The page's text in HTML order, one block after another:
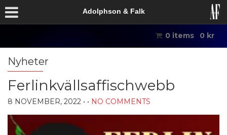
Adolphson & Falk
0 items 0 kr
Nyheter
Ferlinkvällsaffischwebb
8 NOVEMBER, 2022 • • NO COMMENTS